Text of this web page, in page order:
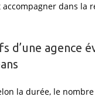
dans la
d’une agence
la durée, le nombre